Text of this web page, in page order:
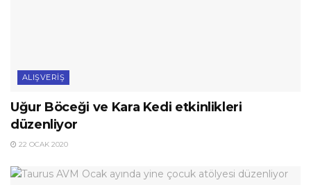
ALIŞVERIŞ
Uğur Böceği ve Kara Kedi etkinlikleri
düzenliyor
22 OCAK 2020